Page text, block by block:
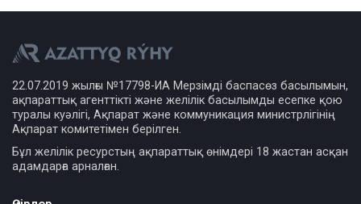
22.07.2019 жылғы №17798-ИА Мерзімді баспасөз басылымын,
ақпараттық агенттікті және желілік басылымды есепке қою
туралы куәлігі, Ақпарат және коммуникация министрлігінің
Ақпарат комитетімен берілген.
Бұл желілік ресурстың ақпараттық өнімдері 18 жастан асқан
адамдарға арналған.